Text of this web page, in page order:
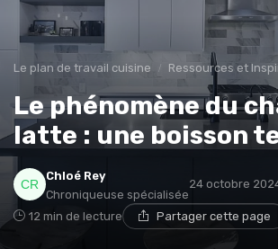
Le plan de travail cuisine Ressources et
Le phénomène du
latte : une boisson
Chloé Rey
Chroniqueuse spécialisée
24 octobre
12 min de lecture Partager cette page